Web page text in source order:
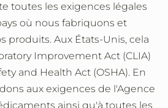
toutes les exigences légales
où nous fabriquons et
produits. Aux États-Unis, cela
Improvement Act (CLIA)
and Health Act (OSHA). En
aux exigences de l'Agence
ainsi qu'à toutes les